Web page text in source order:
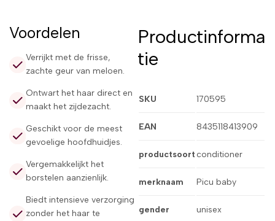
Voordelen
Verrijkt met de frisse,
zachte geur van meloen.
Ontwart het haar direct en
maakt het zijdezacht.
Geschikt voor de meest
gevoelige hoofdhuidjes.
Vergemakkelijkt het
borstelen aanzienlijk.
Biedt intensieve verzorging
zonder het haar te
Productinforma
tie
SKU 170595
EAN 8435118413909
productsoort conditioner
merknaam Picu baby
gender unisex